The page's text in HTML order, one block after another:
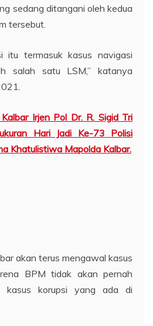
sedang ditangani oleh kedua
tersebut.
itu termasuk kasus navigasi
salah satu LSM,” katanya
Irjen Pol Dr. R. Sigid Tri
Hari Jadi Ke-73 Polisi
Khatulistiwa Mapolda Kalbar.
akan terus mengawal kasus
BPM tidak akan pernah
kasus korupsi yang ada di